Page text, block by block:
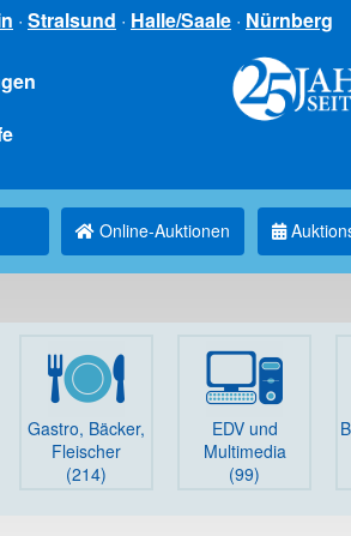
· Stralsund · Halle/Saale · Nürnberg
Online-Auktionen
Gastro, Bäcker,
Fleischer
(214)
EDV und
Multimedia
(99)